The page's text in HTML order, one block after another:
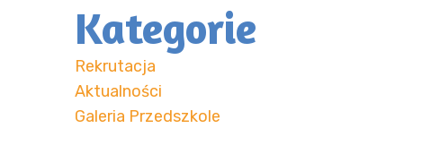
Kategorie
Rekrutacja
Aktualności
Galeria Przedszkole